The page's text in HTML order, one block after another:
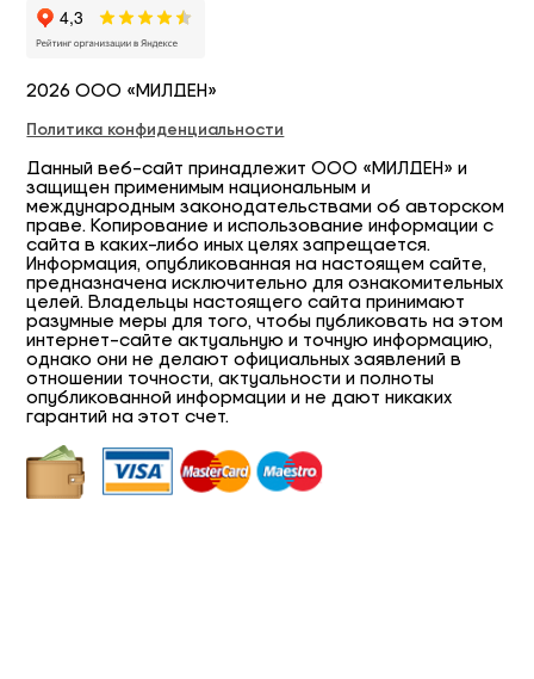
2026 ООО «МИЛДЕН»
Политика конфиденциальности
Данный веб-сайт принадлежит ООО «МИЛДЕН» и
защищен применимым национальным и
международным законодательствами об авторском
праве. Копирование и использование информации с
сайта в каких-либо иных целях запрещается.
Информация, опубликованная на настоящем сайте,
предназначена исключительно для ознакомительных
целей. Владельцы настоящего сайта принимают
разумные меры для того, чтобы публиковать на этом
интернет-сайте актуальную и точную информацию,
однако они не делают официальных заявлений в
отношении точности, актуальности и полноты
опубликованной информации и не дают никаких
гарантий на этот счет.